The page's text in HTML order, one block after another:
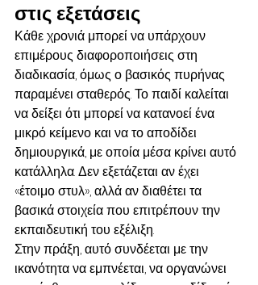
στις εξετάσεις
Κάθε χρονιά μπορεί να υπάρχουν
επιμέρους διαφοροποιήσεις στη
διαδικασία, όμως ο βασικός πυρήνας
παραμένει σταθερός. Το παιδί καλείται
να δείξει ότι μπορεί να κατανοεί ένα
μικρό κείμενο και να το αποδίδει
δημιουργικά, με οποία μέσα κρίνει αυτό
κατάλληλα. Δεν εξετάζεται αν έχει
«έτοιμο στυλ», αλλά αν διαθέτει τα
βασικά στοιχεία που επιτρέπουν την
εκπαιδευτική του εξέλιξη.
Στην πράξη, αυτό συνδέεται με την
ικανότητα να εμπνέεται, να οργανώνει